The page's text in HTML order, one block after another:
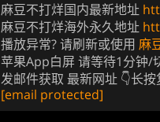
麻豆不打烊国内最新地址
麻豆不打烊海外永久地址
播放异常? 请刷新或使用 麻
苹果App白屏 请等待1分钟/
发邮件获取 最新网址 👇长按
[email protected]